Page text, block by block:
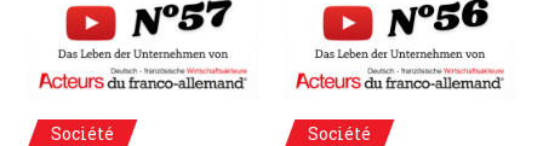
Société Société